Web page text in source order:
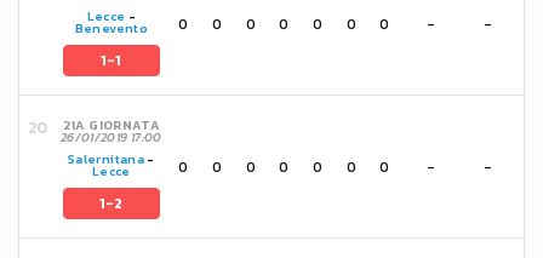
Lecce -
Benevento
1-1
0 0 0 0 0 0 0 - -
21A GIORNATA
26/01/2019 17:00
Salernitana-
Lecce
1-2
0 0 0 0 0 0 0 - -